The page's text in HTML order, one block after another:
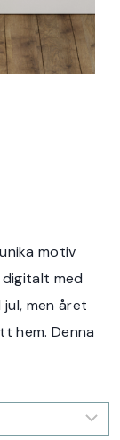
motiv
med
men året
hem. Denna